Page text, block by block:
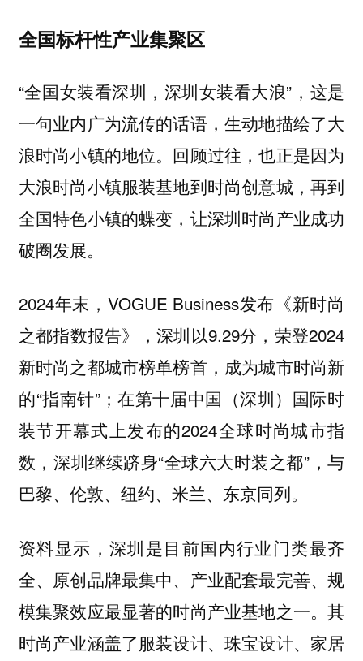
全国标杆性产业集聚区
“全国女装看深圳，深圳女装看大浪”，这是
一句业内广为流传的话语，生动地描绘了大
浪时尚小镇的地位。回顾过往，也正是因为
大浪时尚小镇服装基地到时尚创意城，再到
全国特色小镇的蝶变，让深圳时尚产业成功
破圈发展。
2024年末，VOGUE Business发布《新时尚
之都指数报告》，深圳以9.29分，荣登2024
新时尚之都城市榜单榜首，成为城市时尚新
的“指南针”；在第十届中国（深圳）国际时
装节开幕式上发布的2024全球时尚城市指
数，深圳继续跻身“全球六大时装之都”，与
巴黎、伦敦、纽约、米兰、东京同列。
资料显示，深圳是目前国内行业门类最齐
全、原创品牌最集中、产业配套最完善、规
模集聚效应最显著的时尚产业基地之一。其
时尚产业涵盖了服装设计、珠宝设计、家居